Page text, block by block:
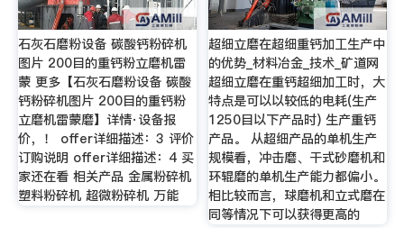
石灰石磨粉设备 碳酸钙粉碎机
图片 200目的重钙粉立磨机雷
蒙 更多【石灰石磨粉设备 碳酸
钙粉碎机图片 200目的重钙粉
立磨机雷蒙磨】详情·设备报
价，！ offer详细描述：3 评价
订购说明 offer详细描述：4 买
家还在看 相关产品 金属粉碎机
塑料粉碎机 超微粉碎机 万能
超细立磨在超细重钙加工生产中
的优势_材料冶金_技术_矿道网
超细立磨在重钙超细加工时，大
特点是可以以较低的电耗(生产
1250目以下产品时) 生产重钙
产品。 从超细产品的单机生产
规模看，冲击磨、干式砂磨机和
环辊磨的单机生产能力都偏小。
相比较而言，球磨机和立式磨在
同等情况下可以获得更高的